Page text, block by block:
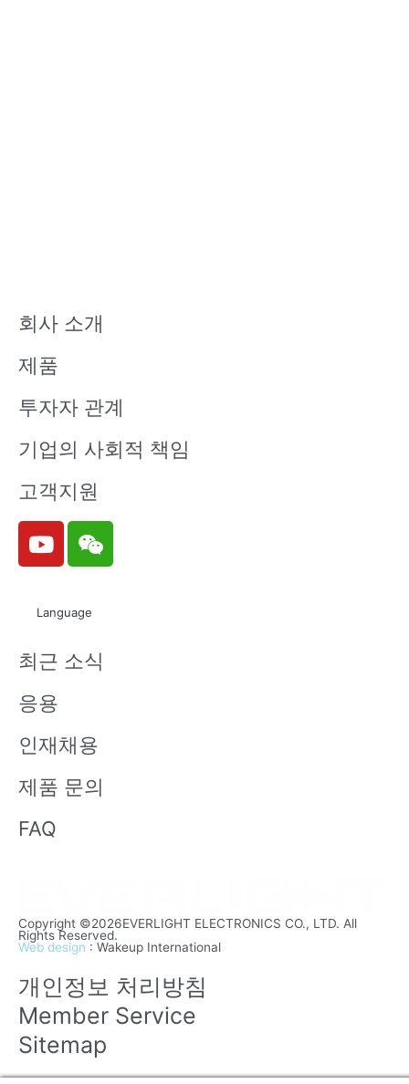
회사 소개
제품
투자자 관계
기업의 사회적 책임
고객지원
Y
o
u
e
W
e
i
n
Language
최근 소식
응용
인재채용
제품 문의
FAQ
Copyright ©2026EVERLIGHT ELECTRONICS CO., LTD. All
Rights Reserved.
Web design : Wakeup International
개인정보 처리방침
Member Service
Sitemap